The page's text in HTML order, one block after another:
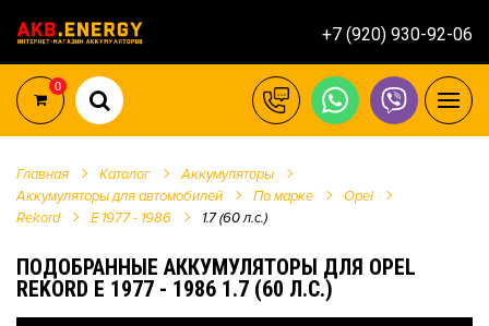
+7 (920) 930-92-06
0
Главная Каталог
Аккумуляторы
Аккумуляторы для автомобилей
По марке
Opel
Rekord
E 1977 - 1986 1.7 (60 л.с.)
ПОДОБРАННЫЕ АККУМУЛЯТОРЫ ДЛЯ OPEL
REKORD E 1977 - 1986 1.7 (60 Л.С.)